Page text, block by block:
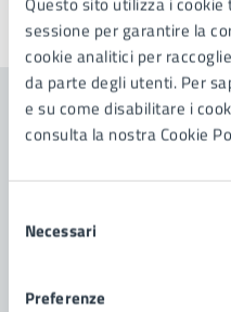
sessione per garantire la
cookie analitici per
da parte degli utenti. Per
e su come disabilitare i
consulta la nostra Cookie
delNecessari
Preferenze
Ultimo aggiornamento:27/